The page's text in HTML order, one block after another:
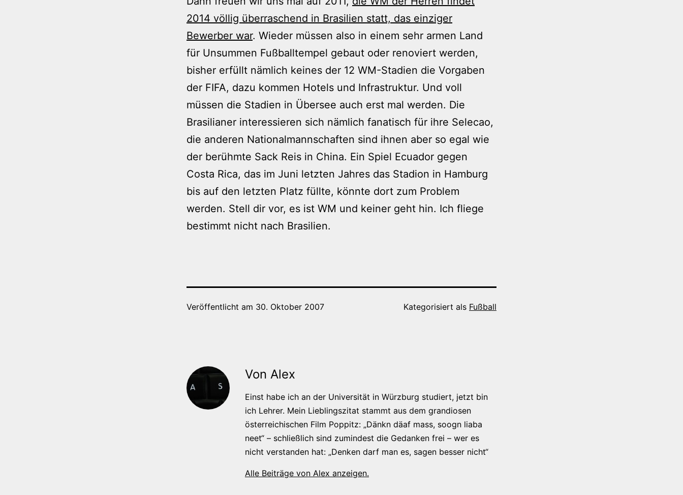
2014 völlig überraschend in Brasilien statt, das einziger
Bewerber war. Wieder müssen also in einem sehr armen Land
für Unsummen Fußballtempel gebaut oder renoviert werden,
bisher erfüllt nämlich keines der 12 WM-Stadien die Vorgaben
der FIFA, dazu kommen Hotels und Infrastruktur. Und voll
müssen die Stadien in Übersee auch erst mal werden. Die
Brasilianer interessieren sich nämlich fanatisch für ihre Selecao,
die anderen Nationalmannschaften sind ihnen aber so egal wie
der berühmte Sack Reis in China. Ein Spiel Ecuador gegen
Costa Rica, das im Juni letzten Jahres das Stadion in Hamburg
bis auf den letzten Platz füllte, könnte dort zum Problem
werden. Stell dir vor, es ist WM und keiner geht hin. Ich fliege
bestimmt nicht nach Brasilien.
Veröffentlicht am 30. Oktober 2007 Kategorisiert als Fußball
Von Alex
Einst habe ich an der Universität in Würzburg studiert, jetzt bin
ich Lehrer. Mein Lieblingszitat stammt aus dem grandiosen
österreichischen Film Poppitz: „Dänkn däaf mass, soogn liaba
neet“ – schließlich sind zumindest die Gedanken frei – wer es
nicht verstanden hat: „Denken darf man es, sagen besser nicht“
Alle Beiträge von Alex anzeigen.